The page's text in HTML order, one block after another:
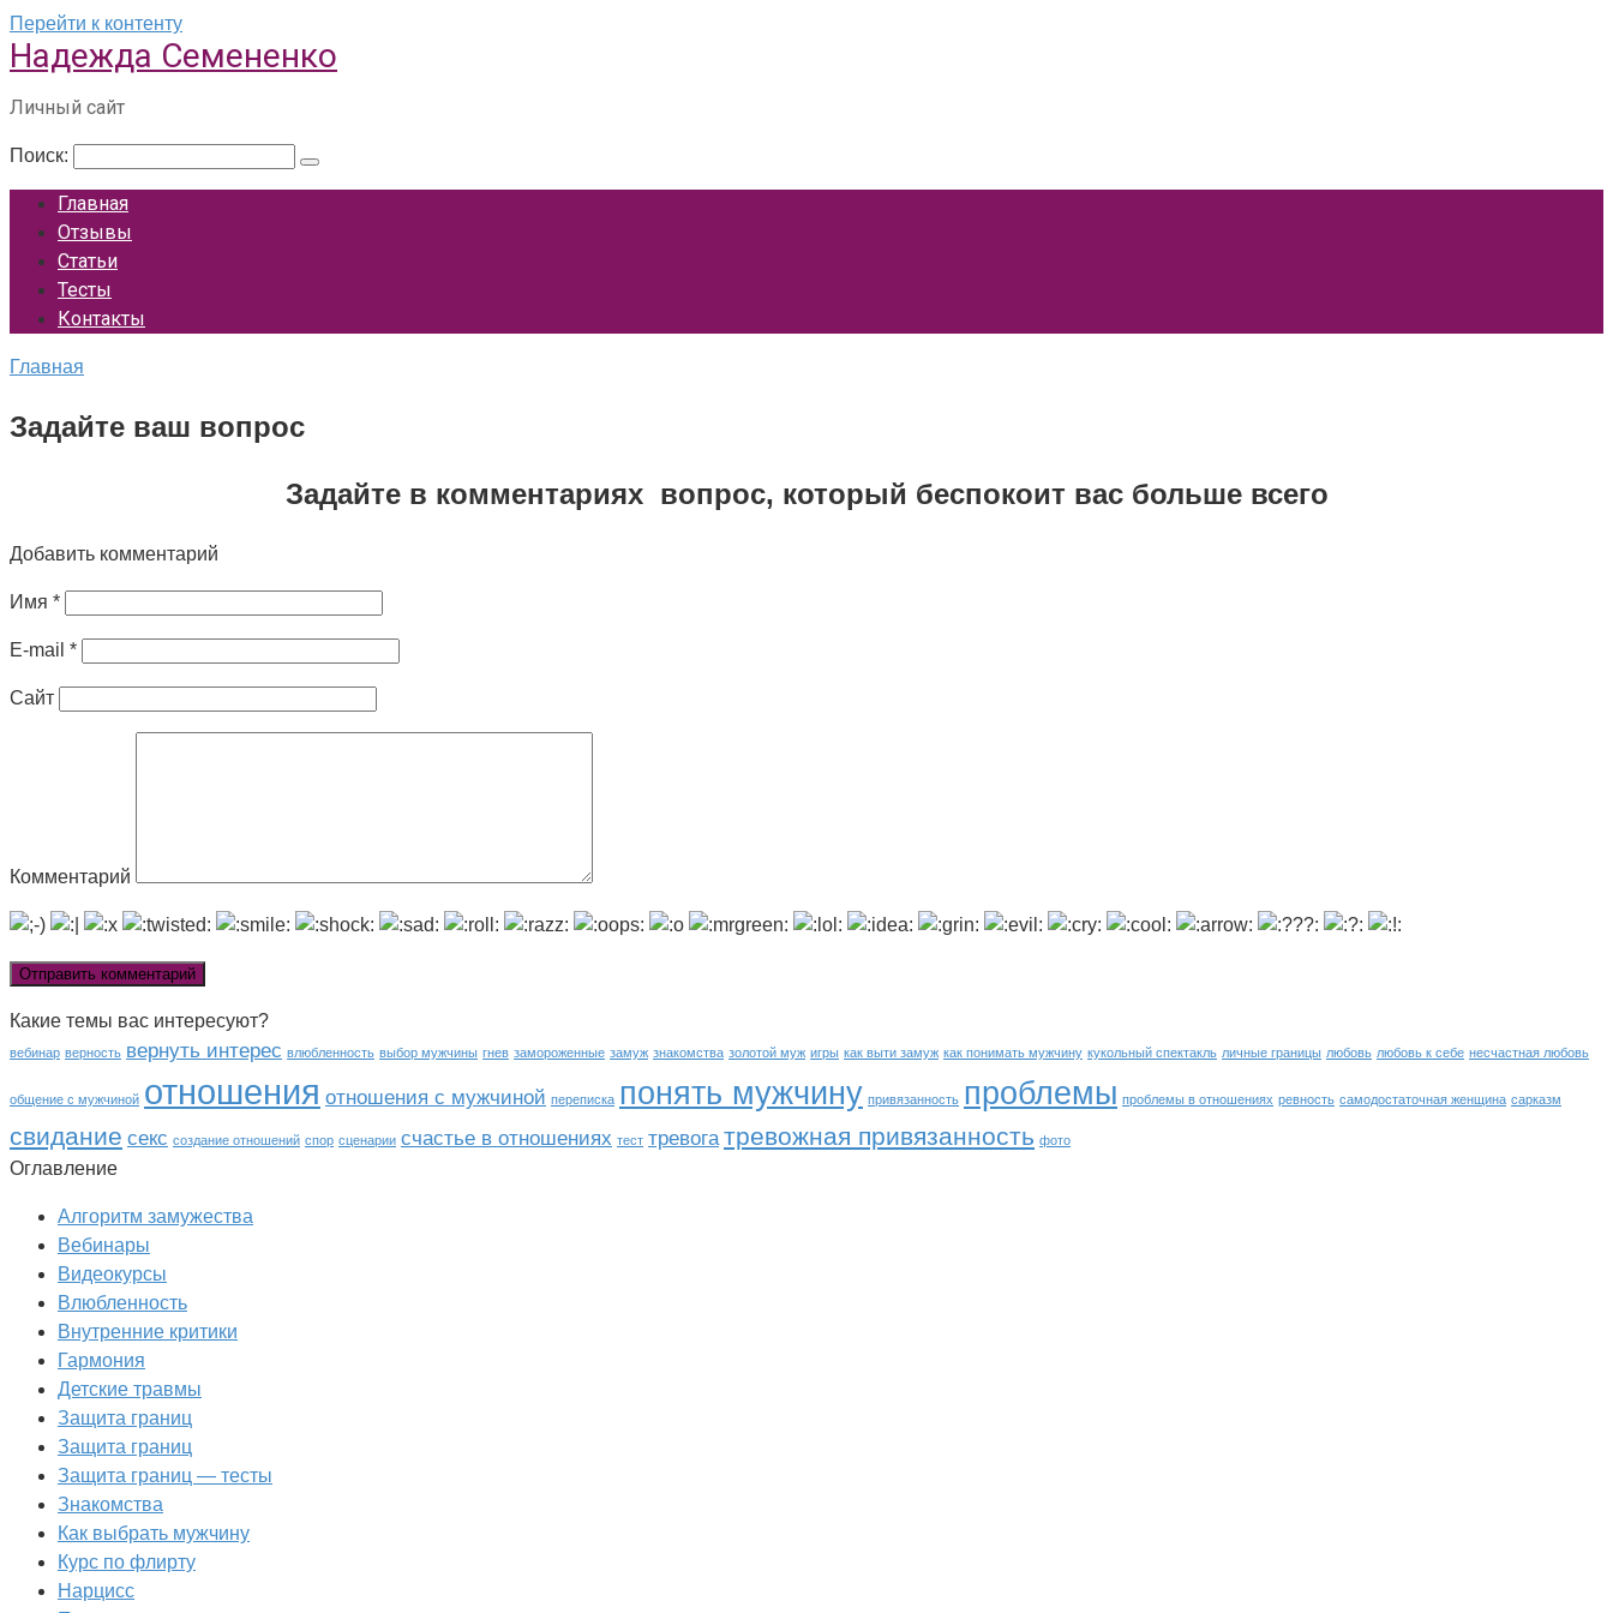
Перейти к контенту
Надежда Семененко
Личный сайт
Поиск:
Главная
Отзывы
Статьи
Тесты
Контакты
Главная
Задайте ваш вопрос
Задайте в комментариях вопрос, который беспокоит вас больше всего
Добавить комментарий
Имя *
E-mail *
Сайт
Комментарий
Какие темы вас интересуют?
вебинар верность вернуть интерес влюбленность выбор мужчины гнев замороженные замуж знакомства золотой муж игры как выти замуж как понимать мужчину кукольный спектакль личные границы любовь любовь к себе несчастная любовь
общение с мужчиной отношения отношения с мужчиной переписка понять мужчину привязанность проблемы проблемы в отношениях ревность самодостаточная женщина сарказм
свидание секс создание отношений спор сценарии счастье в отношениях тест тревога тревожная привязанность фото
Оглавление
Алгоритм замужества
Вебинары
Видеокурсы
Влюбленность
Внутренние критики
Гармония
Детские травмы
Защита границ
Защита границ
Защита границ — тесты
Знакомства
Как выбрать мужчину
Курс по флирту
Нарцисс